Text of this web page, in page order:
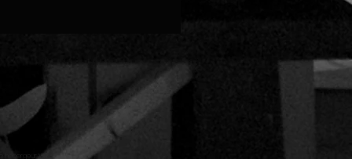
hébergeur Wix